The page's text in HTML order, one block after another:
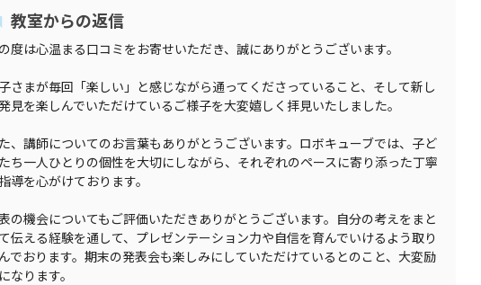
教室からの返信
度は心温まる口コミをお寄せいただき、誠にありがとうございます。
さまが毎回「楽しい」と感じながら通ってくださっていること、そして新し
見を楽しんでいただけているご様子を大変嬉しく拝見いたしました。
、講師についてのお言葉もありがとうございます。ロボキューブでは、子ど
ち一人ひとりの個性を大切にしながら、それぞれのペースに寄り添った丁寧
導を心がけております。
の機会についてもご評価いただきありがとうございます。自分の考えをまと
伝える経験を通して、プレゼンテーション力や自信を育んでいけるよう取り
でおります。期末の発表会も楽しみにしていただけているとのこと、大変励
なります。